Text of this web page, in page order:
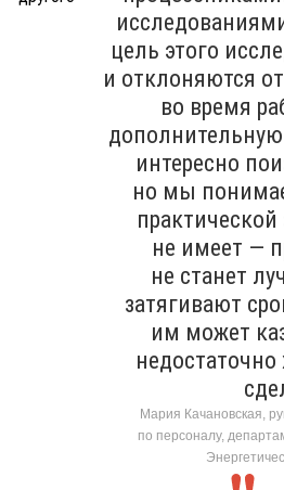
цель этого
и отклоняются
во время
интересно
но мы
не имеет —
не станет
затягивают
им может
Мария Качановская,
по персоналу,